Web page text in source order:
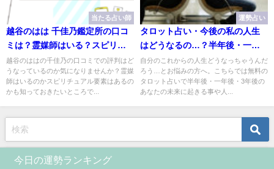
当たる占い師
越谷のはは 千佳乃鑑定所の口コ
ミは？霊媒師はいる？スピリチ
ュアル要素はある？先生の特徴
や鑑定への想いやメニューや料
金などをご紹介
越谷のははの千佳乃の口コミでの評判はど
うなっているのか気になりませんか？霊媒
師はいるのかスピリチュアル要素はあるの
かも知っておきたいところで...
運勢占い
タロット占い・今後の私の人生
はどうなるの…？半年後・一年
後・3年後の未来に人生はどう変
わる？【無料で当たる！】
自分のこれからの人生どうなっちゃうんだ
ろう…とお悩みの方へ。こちらでは無料の
タロット占いで半年後・一年後・3年後の
あなたの未来に起きる事や人...
今日の運勢ランキング